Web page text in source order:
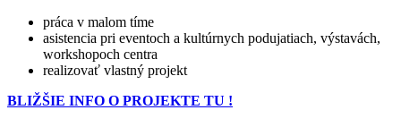
práca v malom tíme
asistencia pri eventoch a kultúrnych podujatiach, výstavách,
workshopoch centra
realizovať vlastný projekt
BLIŽŠIE INFO O PROJEKTE TU !